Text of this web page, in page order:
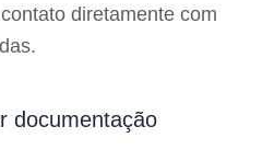
diretamente com
documentação